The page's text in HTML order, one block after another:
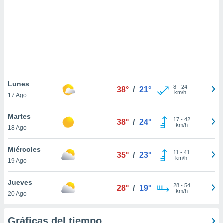
similares
como
sitio
de
traten tus
en
interés
su
Lunes
17 Ago
38° / 21° 8- 24
km/h
Martes
18 Ago
38° / 24° 17- 42
km/h
Miércoles
19 Ago
35° / 23° 11 - 41
km/h
Jueves
20 Ago
28° / 19° 28- 54
km/h
Gráficas del tiempo